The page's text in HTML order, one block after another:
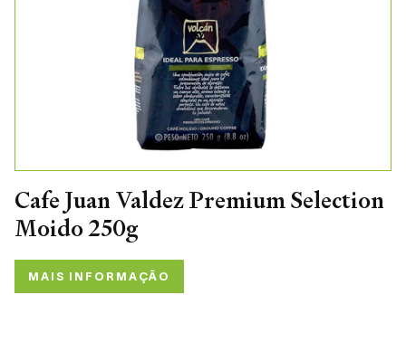
Cafe Juan Valdez Premium Selection
Moido 250g
MAIS INFORMAÇÃO